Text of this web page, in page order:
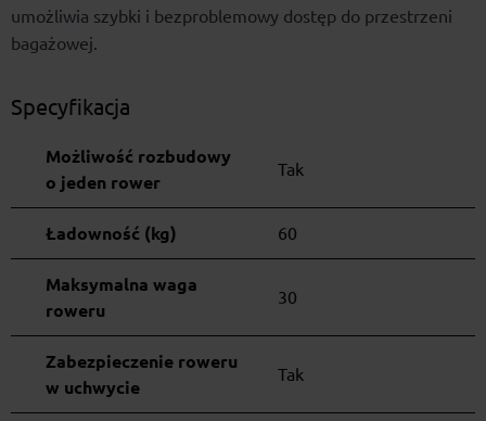
umożliwia szybki i bezproblemowy dostęp do przestrzeni
bagażowej.
Specyfikacja
Możliwość rozbudowy
o jeden rower
Tak
Ładowność (kg) 60
Maksymalna waga
roweru
30
Zabezpieczenie roweru
w uchwycie
Tak